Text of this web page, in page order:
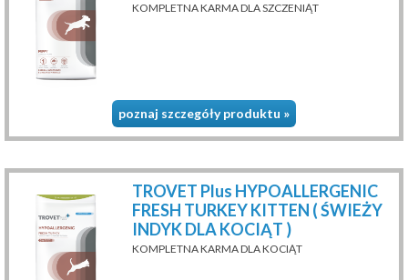
KOMPLETNA KARMA DLA SZCZENIĄT
poznaj szczegóły produktu »
TROVET Plus HYPOALLERGENIC
FRESH TURKEY KITTEN ( ŚWIEŻY
INDYK DLA KOCIĄT )
KOMPLETNA KARMA DLA KOCIĄT